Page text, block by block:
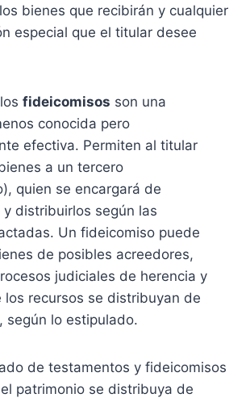
bienes que recibirán y cualquier
especial que el titular desee
fideicomisos son una
conocida pero
efectiva. Permiten al titular
a un tercero
quien se encargará de
distribuirlos según las
Un fideicomiso puede
de posibles acreedores,
judiciales de herencia y
los recursos se distribuyan de
según lo estipulado.
de testamentos y fideicomisos
patrimonio se distribuya de